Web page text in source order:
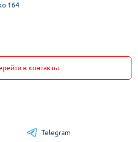
164
в контакты
Telegram